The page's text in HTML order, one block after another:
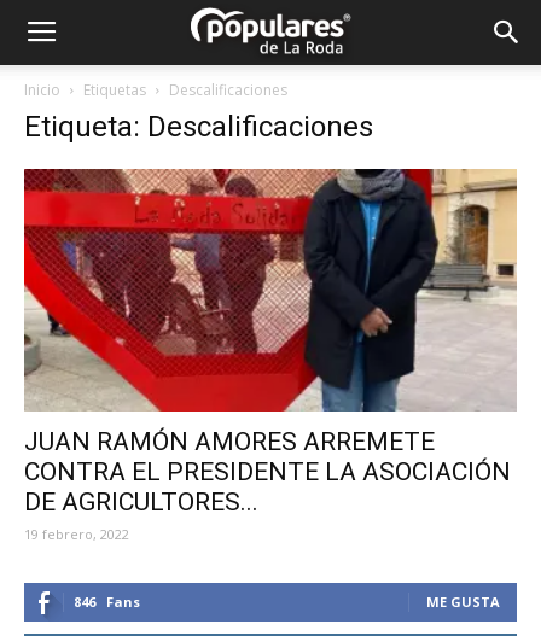
Partido
Popular
Roda
Inicio Etiquetas Descalificaciones
Etiqueta: Descalificaciones
JUAN RAMÓN AMORES ARREMETE
CONTRA EL PRESIDENTE LA ASOCIACIÓN
DE AGRICULTORES...
19 febrero, 2022
846 Fans ME GUSTA